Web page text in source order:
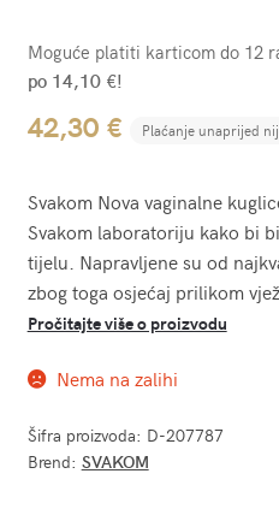
Moguće platiti karticom do 12
po 14,10 €!
42,30 € Plaćanje unaprijed
Svakom Nova vaginalne
Svakom laboratoriju kako bi
tijelu. Napravljene su od
zbog toga osjećaj prilikom
Pročitajte više o proizvodu
Nema na zalihi
Šifra proizvoda: D-207787
Brend: SVAKOM